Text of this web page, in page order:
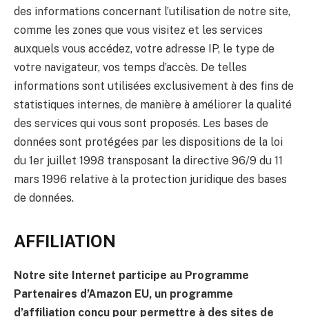
des informations concernant l’utilisation de notre site,
comme les zones que vous visitez et les services
auxquels vous accédez, votre adresse IP, le type de
votre navigateur, vos temps d’accès. De telles
informations sont utilisées exclusivement à des fins de
statistiques internes, de manière à améliorer la qualité
des services qui vous sont proposés. Les bases de
données sont protégées par les dispositions de la loi
du 1er juillet 1998 transposant la directive 96/9 du 11
mars 1996 relative à la protection juridique des bases
de données.
AFFILIATION
Notre site Internet participe au Programme
Partenaires d’Amazon EU, un programme
d’affiliation conçu pour permettre à des sites de